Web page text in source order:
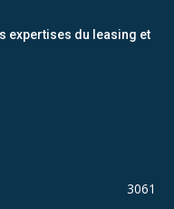
expertises du leasing et
3061